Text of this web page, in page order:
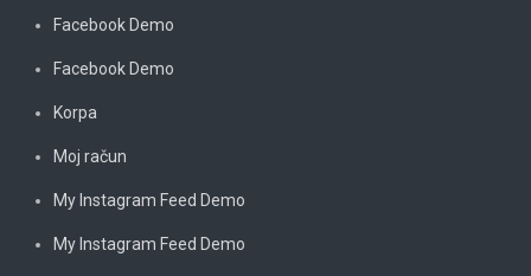
Facebook Demo
Facebook Demo
Korpa
Moj račun
My Instagram Feed Demo
My Instagram Feed Demo